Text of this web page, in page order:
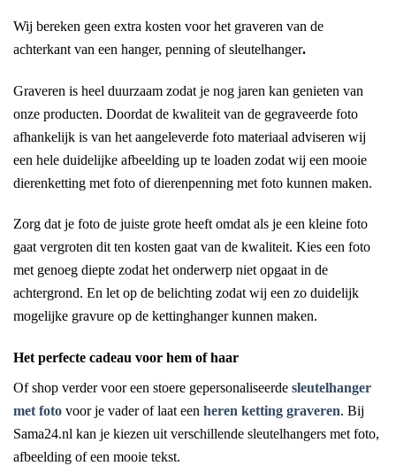
Wij bereken geen extra kosten voor het graveren van de
achterkant van een hanger, penning of sleutelhanger.
Graveren is heel duurzaam zodat je nog jaren kan genieten van
onze producten. Doordat de kwaliteit van de gegraveerde foto
afhankelijk is van het aangeleverde foto materiaal adviseren wij
een hele duidelijke afbeelding up te loaden zodat wij een mooie
dierenketting met foto of dierenpenning met foto kunnen maken.
Zorg dat je foto de juiste grote heeft omdat als je een kleine foto
gaat vergroten dit ten kosten gaat van de kwaliteit. Kies een foto
met genoeg diepte zodat het onderwerp niet opgaat in de
achtergrond. En let op de belichting zodat wij een zo duidelijk
mogelijke gravure op de kettinghanger kunnen maken.
Het perfecte cadeau voor hem of haar
Of shop verder voor een stoere gepersonaliseerde sleutelhanger
met foto voor je vader of laat een heren ketting graveren. Bij
Sama24.nl kan je kiezen uit verschillende sleutelhangers met foto,
afbeelding of een mooie tekst.